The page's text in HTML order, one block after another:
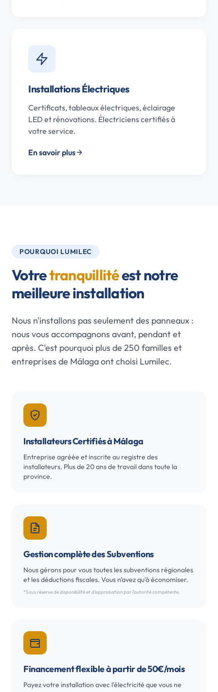
Installations Électriques
Certificats, tableaux électriques, éclairage
LED et rénovations. Électriciens certifiés à
votre service.
En savoir plus
POURQUOI LUMILEC
Votretranquillitéest notre
meilleure installation
Nous n'installons pas seulement des panneaux :
nous vous accompagnons avant, pendant et
après. C'est pourquoi plus de 250 familles et
entreprises de Málaga ont choisi Lumilec.
Installateurs Certifiés à Málaga
Entreprise agréée et inscrite au registre des
installateurs. Plus de 20 ans de travail dans toute la
province.
Gestion complète des Subventions
Nous gérons pour vous toutes les subventions régionales
et les déductions fiscales. Vous n'avez qu'à économiser.
*Sous réserve de disponibilité et d'approbation par l'autorité compétente.
Financement flexible à partir de 50€/mois
Payez votre installation avec l'électricité que vous ne